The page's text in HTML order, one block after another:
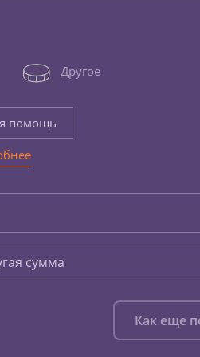
Другое
помощь
сумма
Как еще